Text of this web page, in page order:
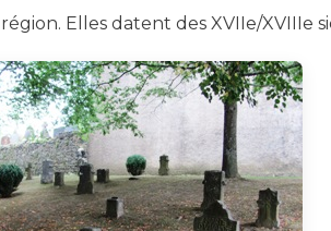
Elles datent des XVIIe/XVIIIe